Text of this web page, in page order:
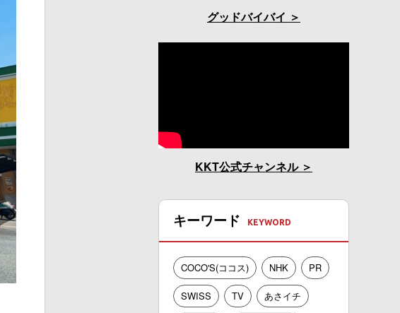
グッドバイバイ
KKT公式チャンネル
キーワード
COCO'S(ココス) NHK PR
SWISS TV あさイチ